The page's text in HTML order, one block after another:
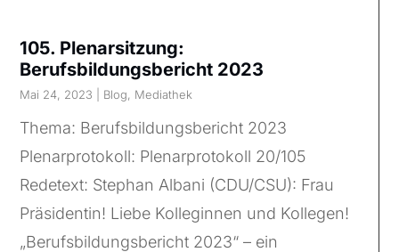
105. Plenarsitzung:
Berufsbildungsbericht 2023
Mai 24, 2023 Blog, Mediathek
Thema: Berufsbildungsbericht 2023
Plenarprotokoll: Plenarprotokoll 20/105
Redetext: Stephan Albani (CDU/CSU): Frau
Präsidentin! Liebe Kolleginnen und Kollegen!
„Berufsbildungsbericht 2023“ – ein